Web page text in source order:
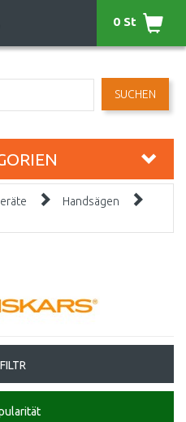
SUCHEN
0 St
Handsägen
FILTR